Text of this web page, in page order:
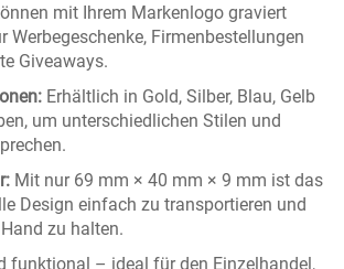
mit Ihrem Markenlogo graviert
Werbegeschenke, Firmenbestellungen
Giveaways.
Erhältlich in Gold, Silber, Blau, Gelb
um unterschiedlichen Stilen und
Mit nur 69 mm × 40 mm × 9 mm ist das
Design einfach zu transportieren und
zu halten.
funktional – ideal für den Einzelhandel,